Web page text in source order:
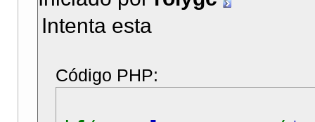
Intenta esta
Código PHP: